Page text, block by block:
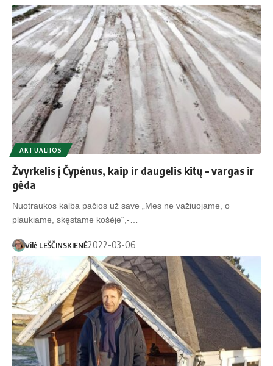
AKTUALIJOS
Žvyrkelis į Čypėnus, kaip ir daugelis kitų – vargas ir
gėda
Nuotraukos kalba pačios už save „Mes ne važiuojame, o
plaukiame, skęstame košėje“,-…
Vilė LEŠČINSKIENĖ2022-03-06